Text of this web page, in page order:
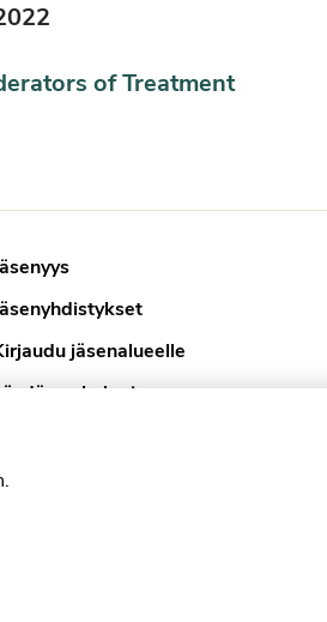
of Treatment
jäsenalueelle
psykologi